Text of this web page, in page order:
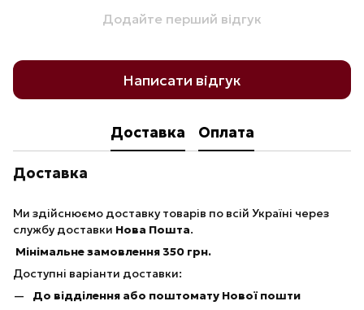
Додайте перший відгук
Написати відгук
Доставка Оплата
Доставка
Ми здійснюємо доставку товарів по всій Україні через
службу доставки Нова Пошта.
Мінімальне замовлення 350 грн.
Доступні варіанти доставки:
До відділення або поштомату Нової пошти